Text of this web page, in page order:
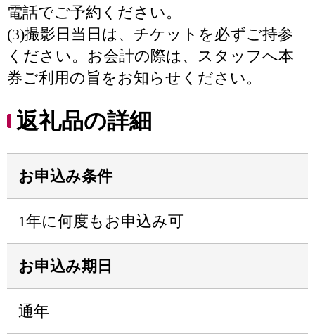
電話でご予約ください。
(3)撮影日当日は、チケットを必ずご持参
ください。お会計の際は、スタッフへ本
券ご利用の旨をお知らせください。
返礼品の詳細
お申込み条件
1年に何度もお申込み可
お申込み期日
通年